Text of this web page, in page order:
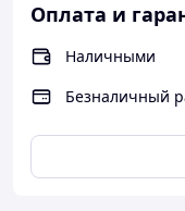
или по телефону
Оплата и
Наличными
Безналичный